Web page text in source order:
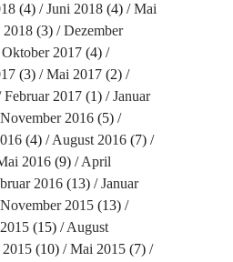
(4) Juni 2018(4)
Mai
2018(3)
Dezember
Oktober 2017(4)
(3) Mai 2017(2)
Februar 2017(1)
Januar
November 2016(5)
(4) August 2016(7)
2016(9)
April
2016(13)
Januar
November 2015(13)
(15)
August
(10) Mai 2015(7)